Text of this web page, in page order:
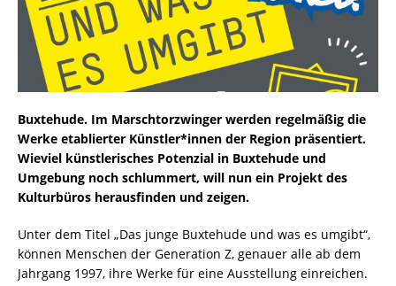
Buxtehude. Im Marschtorzwinger werden regelmäßig die
Werke etablierter Künstler*innen der Region präsentiert.
Wieviel künstlerisches Potenzial in Buxtehude und
Umgebung noch schlummert, will nun ein Projekt des
Kulturbüros herausfinden und zeigen.
Unter dem Titel „Das junge Buxtehude und was es umgibt“,
können Menschen der Generation Z, genauer alle ab dem
Jahrgang 1997, ihre Werke für eine Ausstellung einreichen.